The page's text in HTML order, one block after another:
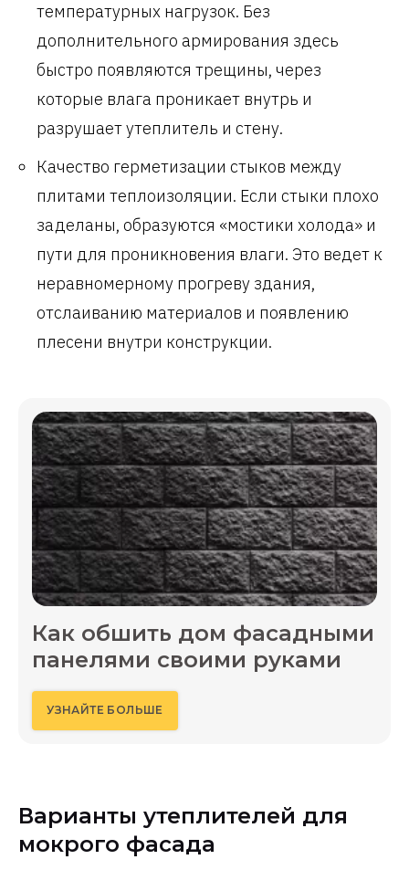
температурных нагрузок. Без
дополнительного армирования здесь
быстро появляются трещины, через
которые влага проникает внутрь и
разрушает утеплитель и стену.
Качество герметизации стыков между
плитами теплоизоляции. Если стыки плохо
заделаны, образуются «мостики холода» и
пути для проникновения влаги. Это ведет к
неравномерному прогреву здания,
отслаиванию материалов и появлению
плесени внутри конструкции.
Как обшить дом фасадными
панелями своими руками
УЗНАЙТЕ БОЛЬШЕ
Варианты утеплителей для
мокрого фасада